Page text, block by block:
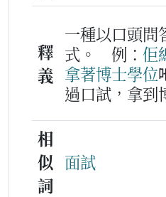
釋
義
一種以口頭問
式。
例： 佢
拿著博士學位
過口試，拿到
相
似
詞
面試